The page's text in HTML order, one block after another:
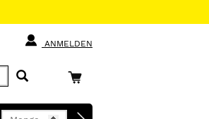
ANMELDEN